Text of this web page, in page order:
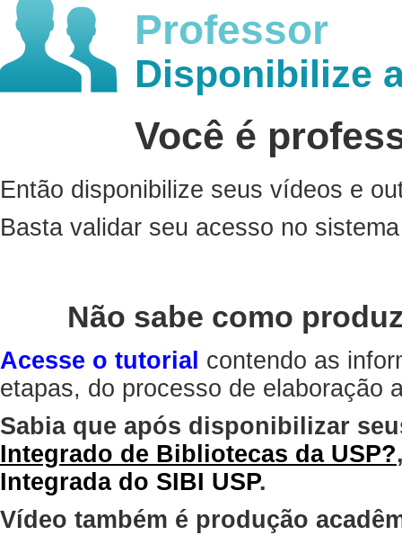
Professor
Disponibilize
Você é
Então disponibilize seus vídeos e
Basta validar seu acesso no
Não sabe como
Acesse o tutorial contendo as
etapas, do processo de elaboração
Sabia que após disponibilizar
Integrado de Bibliotecas da USP?
Integrada do SIBI USP.
Vídeo também é produção